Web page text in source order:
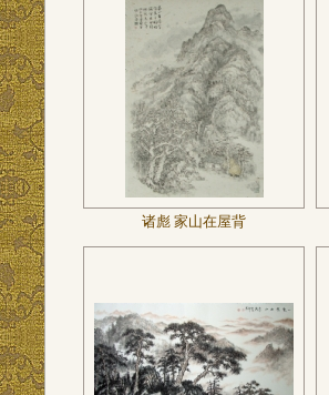
诸彪 家山在屋背